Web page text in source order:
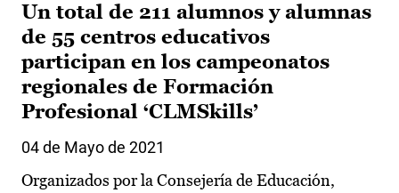
Un total de 211 alumnos y alumnas
de 55 centros educativos
participan en los campeonatos
regionales de Formación
Profesional ‘CLMSkills’
04 de Mayo de 2021
Organizados por la Consejería de Educación,